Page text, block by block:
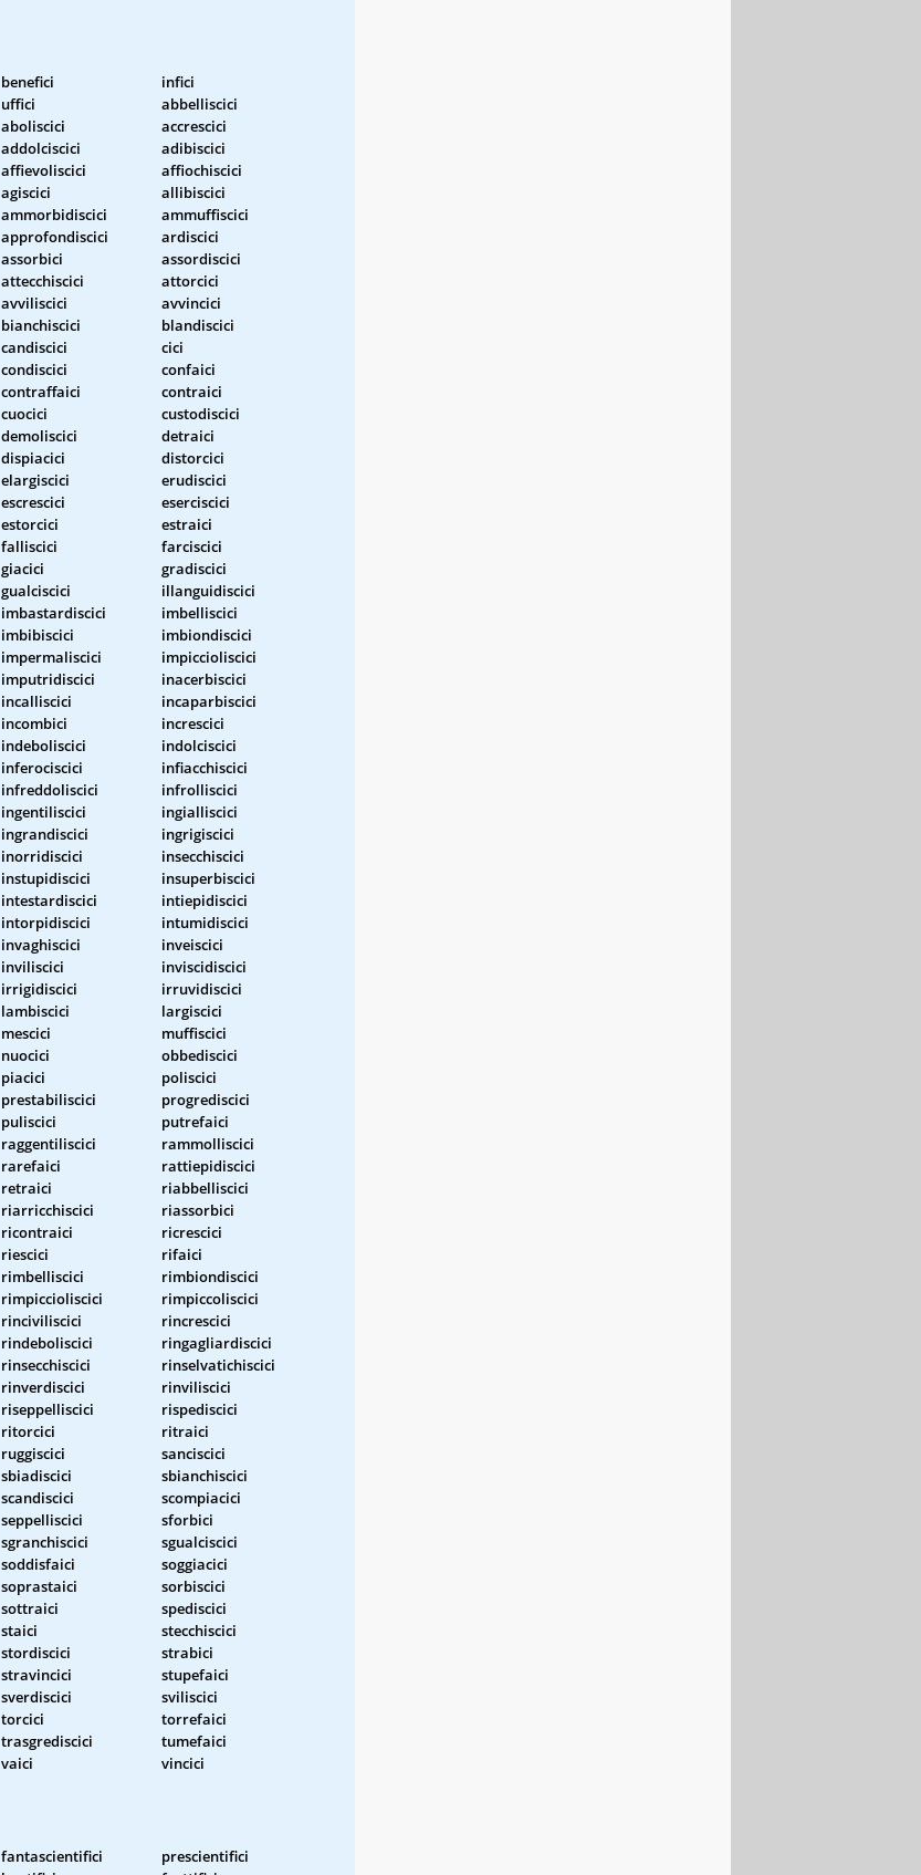
benefici
infici
uffici
abbelliscici
aboliscici
accrescici
addolciscici
adibiscici
affievoliscici
affiochiscici
agiscici
allibiscici
ammorbidiscici
ammuffiscici
approfondiscici
ardiscici
assorbici
assordiscici
attecchiscici
attorcici
avviliscici
avvincici
bianchiscici
blandiscici
candiscici
cici
condiscici
confaici
contraffaici
contraici
cuocici
custodiscici
demoliscici
detraici
dispiacici
distorcici
elargiscici
erudiscici
escrescici
eserciscici
estorcici
estraici
falliscici
farciscici
giacici
gradiscici
gualciscici
illanguidiscici
imbastardiscici
imbelliscici
imbibiscici
imbiondiscici
impermaliscici
impiccioliscici
imputridiscici
inacerbiscici
incalliscici
incaparbiscici
incombici
increscici
indeboliscici
indolciscici
inferociscici
infiacchiscici
infreddoliscici
infrolliscici
ingentiliscici
ingialliscici
ingrandiscici
ingrigiscici
inorridiscici
insecchiscici
instupidiscici
insuperbiscici
intestardiscici
intiepidiscici
intorpidiscici
intumidiscici
invaghiscici
inveiscici
inviliscici
inviscidiscici
irrigidiscici
irruvidiscici
lambiscici
largiscici
mescici
muffiscici
nuocici
obbediscici
piacici
poliscici
prestabiliscici
progrediscici
puliscici
putrefaici
raggentiliscici
rammolliscici
rarefaici
rattiepidiscici
retraici
riabbelliscici
riarricchiscici
riassorbici
ricontraici
ricrescici
riescici
rifaici
rimbelliscici
rimbiondiscici
rimpiccioliscici
rimpiccoliscici
rinciviliscici
rincrescici
rindeboliscici
ringagliardiscici
rinsecchiscici
rinselvatichiscici
rinverdiscici
rinviliscici
riseppelliscici
rispediscici
ritorcici
ritraici
ruggiscici
sanciscici
sbiadiscici
sbianchiscici
scandiscici
scompiacici
seppelliscici
sforbici
sgranchiscici
sgualciscici
soddisfaici
soggiacici
soprastaici
sorbiscici
sottraici
spediscici
staici
stecchiscici
stordiscici
strabici
stravincici
stupefaici
sverdiscici
sviliscici
torcici
torrefaici
trasgrediscici
tumefaici
vaici vincici
fantascientifici
prescientifici